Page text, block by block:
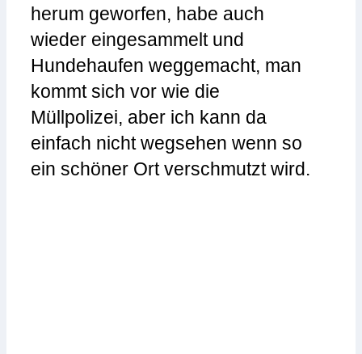
herum geworfen, habe auch
wieder eingesammelt und
Hundehaufen weggemacht, man
kommt sich vor wie die
Müllpolizei, aber ich kann da
einfach nicht wegsehen wenn so
ein schöner Ort verschmutzt wird.